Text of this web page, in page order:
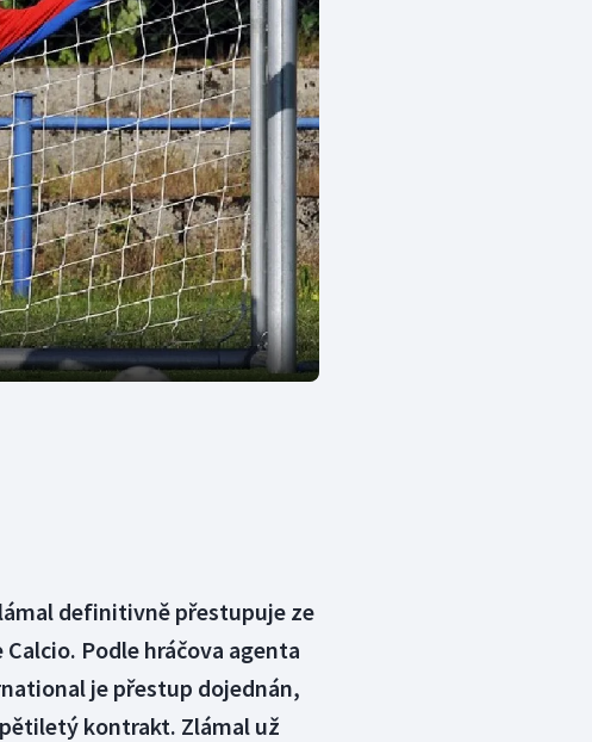
pětiboj
hry
volejbal
Triatlon
Veslování
Vodní slalom
Volejbal
Ostatní
definitivně přestupuje ze
Podle hráčova agenta
je přestup dojednán,
kontrakt. Zlámal už